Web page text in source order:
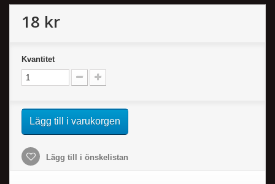
18 kr
Kvantitet
Lägg till i varukorgen
Lägg till i önskelistan